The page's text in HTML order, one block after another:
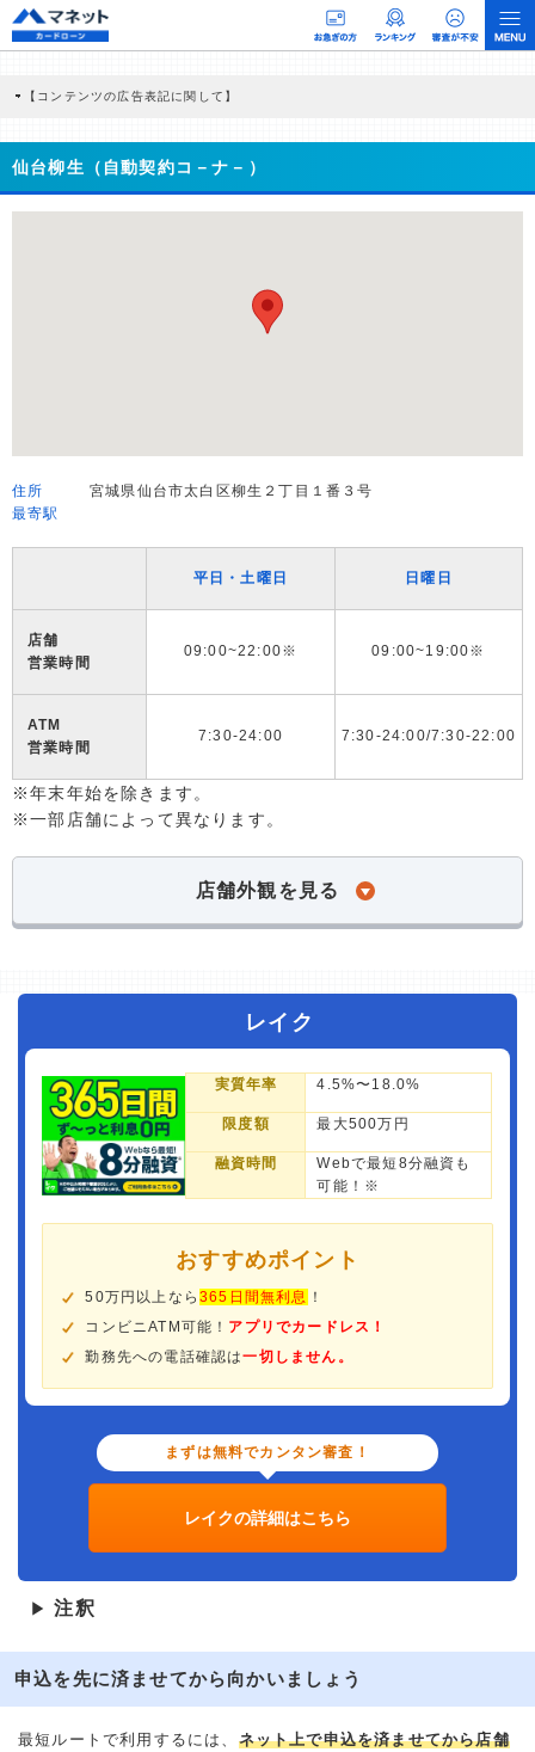
【コンテンツの広告表記に関して】
商品を根拠なくPRするものではなく、当編集部の調査／ユーザーへの口コミ収集な
どに基づき、公平性を担保した情報提供を行っています。
>提携企業一覧
仙台柳生（自動契約コ－ナ－）
住所
宮城県仙台市太白区柳生２丁目１番３号
最寄駅
平日・土曜日 日曜日
店舗
営業時間
09:00~22:00※ 09:00~19:00※
ATM
営業時間
7:30-24:00 7:30-24:00/7:30-22:00
※年末年始を除きます。
※一部店舗によって異なります。
店舗外観を見る
レイク
実質年率 4.5%〜18.0%
限度額 最大500万円
融資時間
Webで最短8分融資も
可能！※
おすすめポイント
50万円以上なら365日間無利息 ！
コンビニATM可能！ アプリでカードレス！
勤務先への電話確認は一切しません。
まずは無料でカンタン審査！
レイクの詳細はこちら
▶ 注釈
申込を先に済ませてから向かいましょう
最短ルートで利用するには、 ネット上で申込を済ませてから店舗